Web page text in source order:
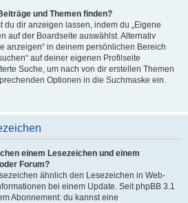
und Themen finden?
du dir anzeigen lassen, indem du „Eigene
auf der Boardseite auswählst. Alternativ
anzeigen“ in deinem persönlichen Bereich
auf deiner eigenen Profilseite
Suche, um nach von dir erstellen Themen
Optionen in die Suchmaske ein.
einem Lesezeichen und einem
Forum?
ähnlich den Lesezeichen in Web-
bei einem Update. Seit phpBB 3.1
Abonnement: du kannst eine